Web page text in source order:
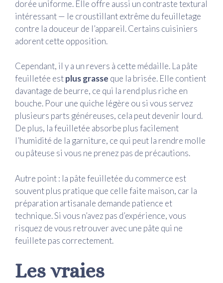
dorée uniforme. Elle offre aussi un contraste textural
intéressant — le croustillant extrême du feuilletage
contre la douceur de l’appareil. Certains cuisiniers
adorent cette opposition.
Cependant, il y a un revers à cette médaille. La pâte
feuilletée estplus grasse que la brisée. Elle contient
davantage de beurre, ce qui la rend plus riche en
bouche. Pour une quiche légère ou si vous servez
plusieurs parts généreuses, cela peut devenir lourd.
De plus, la feuilletée absorbe plus facilement
l’humidité de la garniture, ce qui peut la rendre molle
ou pâteuse si vous ne prenez pas de précautions.
Autre point : la pâte feuilletée du commerce est
souvent plus pratique que celle faite maison, car la
préparation artisanale demande patience et
technique. Si vous n’avez pas d’expérience, vous
risquez de vous retrouver avec une pâte qui ne
feuillete pas correctement.
Les vraies